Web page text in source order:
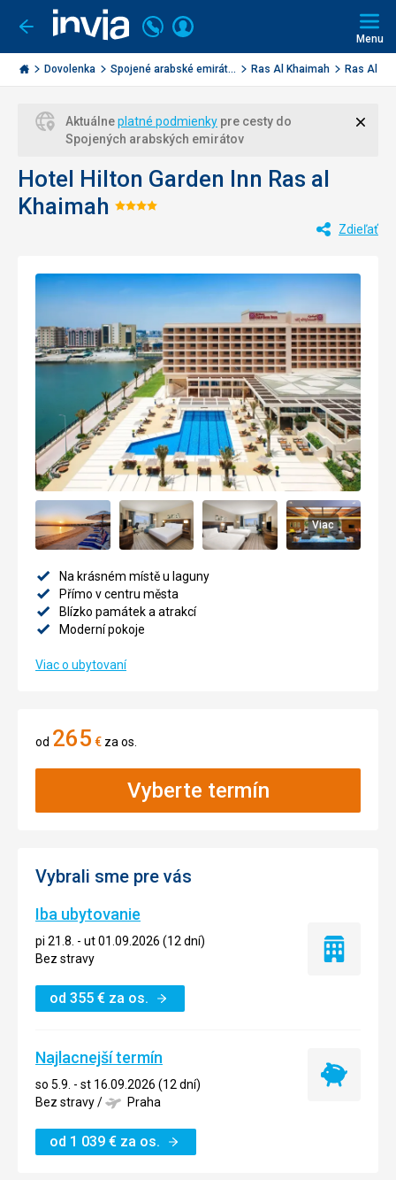
Ísť
späť
Invia.sk
Volajte
+421
2
3221
Prihlásiť
Menu
Dovolenka Spojené arabské emirát... Ras Al Khaimah Ras Al
Aktuálneplatné podmienky pre cesty do
Spojených arabských emirátov
Hotel Hilton Garden Inn Ras al
Khaimah Hodnotenie:
Zdieľať
Viac
Na krásném místě u laguny
Přímo v centru města
Blízko památek a atrakcí
Moderní pokoje
Viac o ubytovaní
od 265 € za os.
Vyberte termín
Vybrali sme pre vás
Iba ubytovanie
pi 21.8. - ut 01.09.2026 (12 dní)
Bez stravy
od 355 € za os.
Iba
Najlacnejší termín
so 5.9. - st 16.09.2026 (12 dní)
Bez stravy/ Praha
od 1 039 € za os.
Najlacnejší